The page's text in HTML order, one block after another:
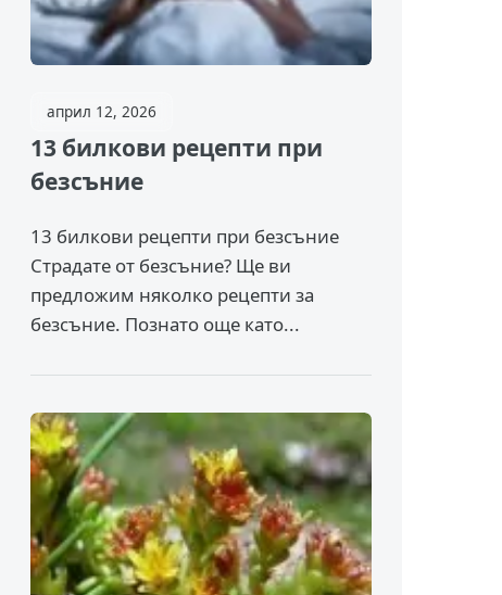
април 12, 2026
13 билкови рецепти при
безсъние
13 билкови рецепти при безсъние
Страдате от безсъние? Ще ви
предложим няколко рецепти за
безсъние. Познато още като...